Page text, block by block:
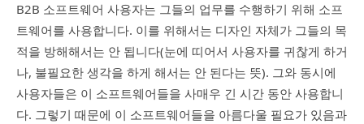
B2B 소프트웨어 사용자는 그들의 업무를 수행하기 위해 소프
트웨어를 사용합니다. 이를 위해서는 디자인 자체가 그들의 목
적을 방해해서는 안 됩니다(눈에 띠어서 사용자를 귀찮게 하거
나, 불필요한 생각을 하게 해서는 안 된다는 뜻). 그와 동시에
사용자들은 이 소프트웨어들을 사매우 긴 시간 동안 사용합니
다. 그렇기 때문에 이 소프트웨어들을 아름다울 필요가 있음과